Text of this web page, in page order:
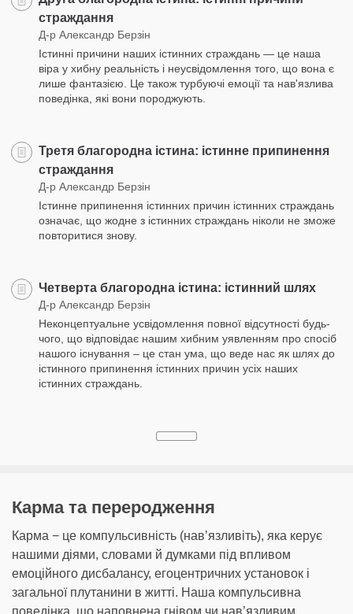
страждання
Д-р Александр Берзін
Істинні причини наших істинних страждань — це наша
віра у хибну реальність і неусвідомлення того, що вона є
лише фантазією. Це також турбуючі емоції та нав'язлива
поведінка, які вони породжують.
Третя благородна істина: істинне припинення
страждання
Д-р Александр Берзін
Істинне припинення істинних причин істинних страждань
означає, що жодне з істинних страждань ніколи не зможе
повторитися знову.
Четверта благородна істина: істинний шлях
Д-р Александр Берзін
Неконцептуальне усвідомлення повної відсутності будь-
чого, що відповідає нашим хибним уявленням про спосіб
нашого існування – це стан ума, що веде нас як шлях до
істинного припинення істинних причин усіх наших
істинних страждань.
Карма та переродження
Карма − це компульсивність (навʼязливіть), яка керує
нашими діями, словами й думками під впливом
емоційного дисбалансу, егоцентричних установок і
загальної плутанини в житті. Наша компульсивна